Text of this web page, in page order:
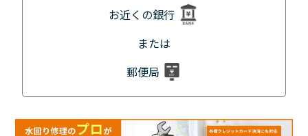
お近くの銀行
または
郵便局